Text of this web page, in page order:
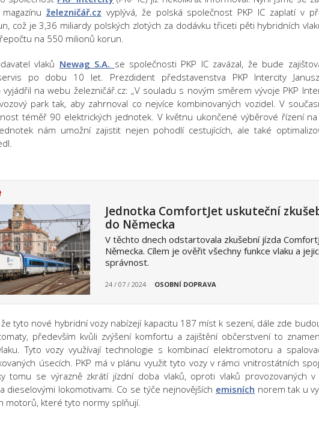
železničář.cz vyplývá, že polská společnost PKP IC zaplatí v
což je 3,36 miliardy polských zlotých za dodávku třiceti pěti hybridních
na 550 milionů korun.
vlaků Newag S.A. se společnosti PKP IC zavázal, že bude
po dobu 10 let. Prezdident představenstva PKP Intercity
na webu železničář.cz: „V souladu s novým směrem vývoje PKP
park tak, aby zahrnoval co nejvíce kombinovaných vozidel. V
téměř 90 elektrických jednotek. V květnu ukončené výběrové řízení
nám umožní zajistit nejen pohodlí cestujících, ale také
Jednotka ComfortJet uskuteční
do Německa
V těchto dnech odstartovala zkušební jízda
Německa. Cílem je ověřit všechny funkce vlaku a
správnost.
24 / 07 / 2024 OSOBNÍ DOPRAVA
tyto nové hybridní vozy nabízejí kapacitu 187 míst k sezení, dále zde
především kvůli zvýšení komfortu a zajištění občerstvení to
Tyto vozy využívají technologie s kombinací elektromotoru a
úsecích. PKP má v plánu využit tyto vozy v rámci vnitrostátních
tomu se výrazně zkrátí jízdní doba vlaků, oproti vlaků provozovaných v
dieselovými lokomotivami. Co se týče nejnovějších emisních norem tak u
motorů, které tyto normy splňují.